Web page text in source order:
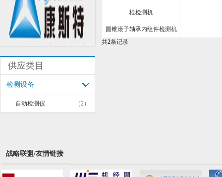
供应类目
检测设备
自动检测仪 （2）
栓检测机
圆锥滚子轴承内组件检测机
共2条记录
战略联盟/友情链接